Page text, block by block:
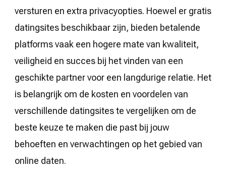
versturen en extra privacyopties. Hoewel er gratis
datingsites beschikbaar zijn, bieden betalende
platforms vaak een hogere mate van kwaliteit,
veiligheid en succes bij het vinden van een
geschikte partner voor een langdurige relatie. Het
is belangrijk om de kosten en voordelen van
verschillende datingsites te vergelijken om de
beste keuze te maken die past bij jouw
behoeften en verwachtingen op het gebied van
online daten.